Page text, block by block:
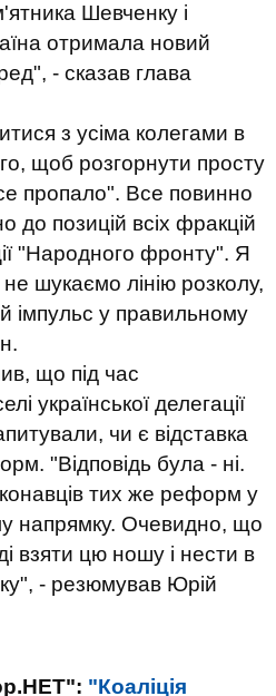
Шевченку і
отримала новий
- сказав глава
з усіма колегами в
щоб розгорнути просту
пропало". Все повинно
до позицій всіх фракцій
"Народного фронту". Я
шукаємо лінію розколу,
імпульс у правильному
що під час
української делегації
чи є відставка
"Відповідь була - ні.
тих же реформ у
напрямку. Очевидно, що
взяти цю ношу і нести в
- резюмував Юрій
"Коаліція